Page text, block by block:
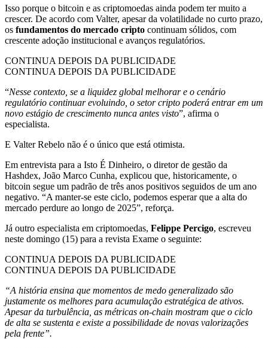
Isso porque o bitcoin e as criptomoedas ainda podem ter muito a
crescer. De acordo com Valter, apesar da volatilidade no curto prazo,
os fundamentos do mercado cripto continuam sólidos, com
crescente adoção institucional e avanços regulatórios.
CONTINUA DEPOIS DA PUBLICIDADE
CONTINUA DEPOIS DA PUBLICIDADE
“Nesse contexto, se a liquidez global melhorar e o cenário
regulatório continuar evoluindo, o setor cripto poderá entrar em um
novo estágio de crescimento nunca antes visto”, afirma o
especialista.
E Valter Rebelo não é o único que está otimista.
Em entrevista para a Isto É Dinheiro, o diretor de gestão da
Hashdex, João Marco Cunha, explicou que, historicamente, o
bitcoin segue um padrão de três anos positivos seguidos de um ano
negativo. “A manter-se este ciclo, podemos esperar que a alta do
mercado perdure ao longo de 2025”, reforça.
Já outro especialista em criptomoedas, Felippe Percigo, escreveu
neste domingo (15) para a revista Exame o seguinte:
CONTINUA DEPOIS DA PUBLICIDADE
CONTINUA DEPOIS DA PUBLICIDADE
“A história ensina que momentos de medo generalizado são
justamente os melhores para acumulação estratégica de ativos.
Apesar da turbulência, as métricas on-chain mostram que o ciclo
de alta se sustenta e existe a possibilidade de novas valorizações
pela frente”.